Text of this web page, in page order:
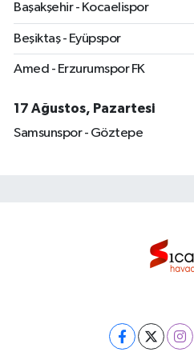
Başakşehir - Kocaelispor
Beşiktaş - Eyüpspor
Amed - Erzurumspor FK
17 Ağustos, Pazartesi
Samsunspor - Göztepe